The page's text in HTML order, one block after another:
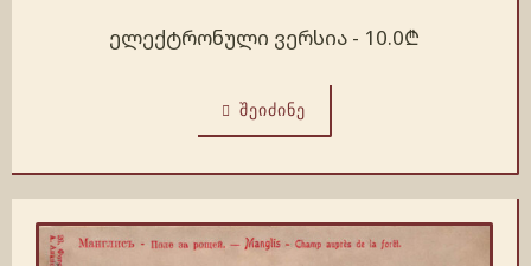
ელექტრონული ვერსია - 10.0₾
ᲨᲔᲘᲫᲘᲜᲔ